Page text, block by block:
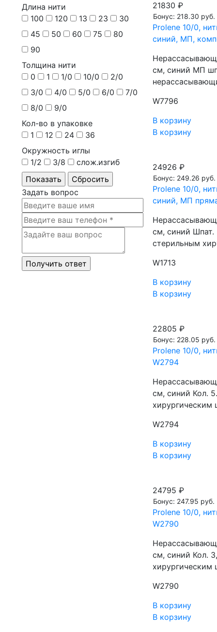
Длина нити
100
120 13 23
30
45
50 60 75
80
90
Толщина нити
0
1 1/0 10/0
2/0
3/0
4/0 5/0 6/0
7/0
8/0
9/0
Кол-во в упаковке
1
12 24
36
Окружность иглы
1/2
3/8 слож.изгиб
Задать вопрос
21830 ₽
Бонус: 218.30 руб.
Prolene 10/0,
синий, МП,
см, синий МП
W7796
В корзину
В корзину
24926 ₽
Бонус: 249.26 руб.
Prolene 10/0,
синий, МП
см, синий
стерильным
W1713
В корзину
В корзину
22805 ₽
Бонус: 228.05 руб.
Prolene 10/0,
W2794
см, синий Кол.
хирургическим
W2794
В корзину
В корзину
24795 ₽
Бонус: 247.95 руб.
Prolene 10/0,
W2790
см, синий Кол.
хирургическим
W2790
В корзину
В корзину